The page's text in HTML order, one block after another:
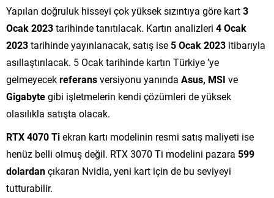
Yapılan doğruluk hisseyi çok yüksek sızıntıya göre kart3
Ocak 2023tarihinde tanıtılacak. Kartın analizleri 4 Ocak
2023tarihinde yayınlanacak, satış ise 5 Ocak 2023 itibarıyla
asıllaştırılacak. 5 Ocak tarihinde kartın Türkiye ’ye
gelmeyecekreferansversiyonu yanında Asus, MSI ve
Gigabytegibi işletmelerin kendi çözümleri de yüksek
olasılıkla satışta olacak.
RTX 4070 Tiekran kartı modelinin resmi satış maliyeti ise
henüz belli olmuş değil. RTX 3070 Ti modelini pazara 599
dolardançıkaran Nvidia, yeni kart için de bu seviyeyi
tutturabilir.